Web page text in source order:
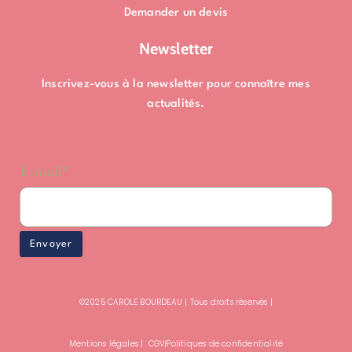
Demander un devis
Newsletter
Inscrivez-vous à la newsletter pour connaître mes
actualités.
E-mail*
©2025 CAROLE BOURDEAU | Tous droits réservés |
Mentions légales | CGVPolitiques de confidentialité